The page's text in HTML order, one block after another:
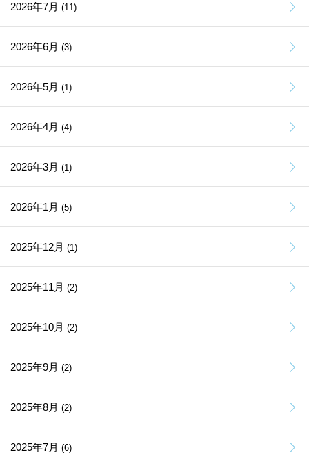
2026年7月 (11)
2026年6月 (3)
2026年5月 (1)
2026年4月 (4)
2026年3月 (1)
2026年1月 (5)
2025年12月 (1)
2025年11月 (2)
2025年10月 (2)
2025年9月 (2)
2025年8月 (2)
2025年7月 (6)